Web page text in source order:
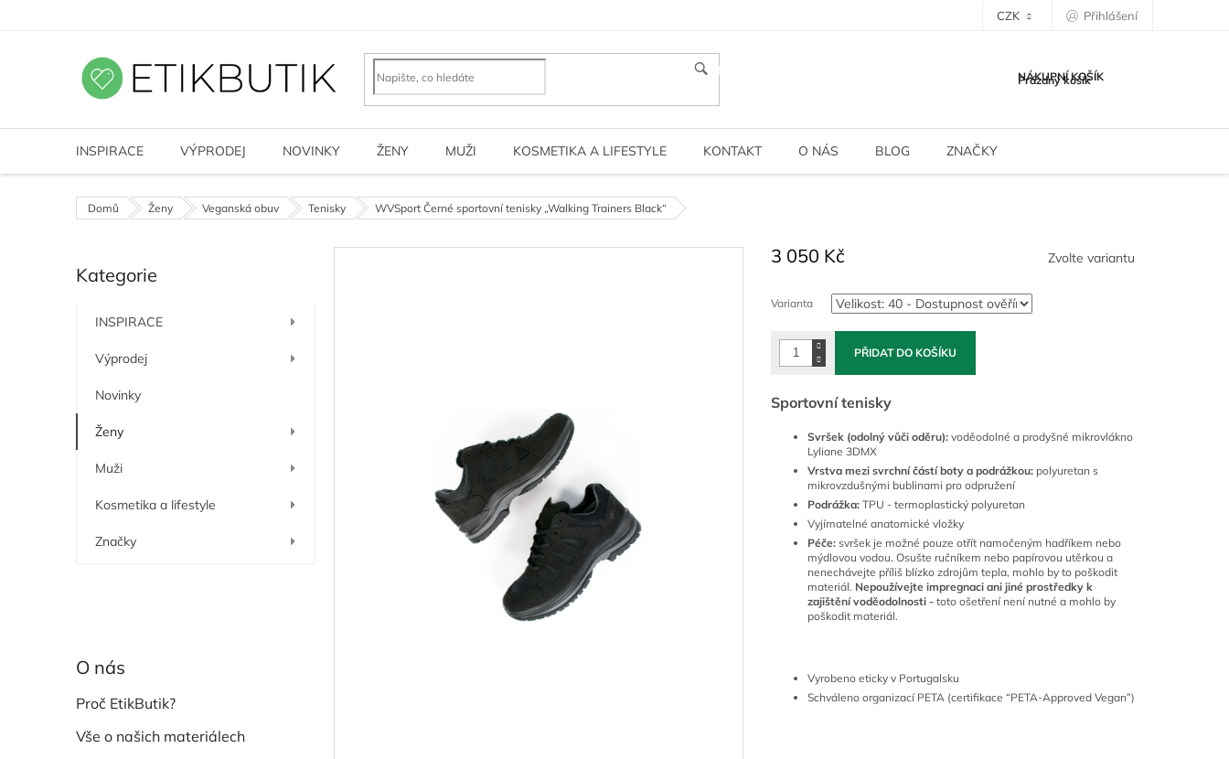
CZK Přihlášení
HLEDAT NÁKUPNÍ KOŠÍK
Prázdný košík
INSPIRACE VÝPRODEJ NOVINKY ŽENY MUŽI KOSMETIKA A LIFESTYLE KONTAKT O NÁS BLOG ZNAČKY
Domů Ženy Veganská obuv Tenisky WVSport Černé sportovní tenisky „Walking Trainers Black“
o
í
a
Přeskočit
kategorie
Kategorie
INSPIRACE
Výprodej
Novinky
Ženy
Muži
Kosmetika a lifestyle
Značky
O nás
Proč EtikButik?
Vše o našich materiálech
3 050 Kč
cena:
Zvolte variantu
Varianta
PŘIDAT DO KOŠÍKU
Sportovní tenisky
Svršek (odolný vůči oděru): voděodolné a prodyšné mikrovlákno
Lyliane 3DMX
Vrstva mezi svrchní částí boty a podrážkou: polyuretan s
mikrovzdušnými bublinami pro odpružení
Podrážka: TPU - termoplastický polyuretan
Vyjímatelné anatomické vložky
Péče: svršek je možné pouze otřít namočeným hadříkem nebo
mýdlovou vodou. Osušte ručníkem nebo papírovou utěrkou a
nenechávejte příliš blízko zdrojům tepla, mohlo by to poškodit
materiál. Nepoužívejte impregnaci ani jiné prostředky k
zajištění voděodolnosti - toto ošetření není nutné a mohlo by
poškodit materiál.
Vyrobeno eticky v Portugalsku
Schváleno organizací PETA (certifikace “PETA-Approved Vegan”)